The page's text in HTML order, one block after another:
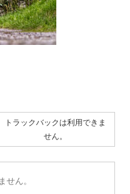
トラックバックは利用できま
せん。
せん。